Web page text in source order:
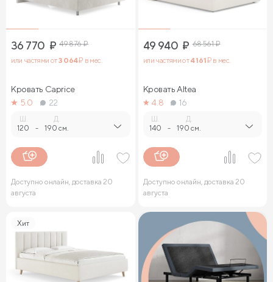
36 770 ₽ 49 876₽
или частями от3 064₽ в мес.
Кровать Caprice
5.0
22
Ш.
120 -
Д.
190 см.
Доступно онлайн, доставка 20
августа
49 940 ₽ 68 561₽
или частями от4 161₽ в мес.
Кровать Altea
4.8
16
Ш.
140 -
Д.
190 см.
Доступно онлайн, доставка 20
августа
Хит